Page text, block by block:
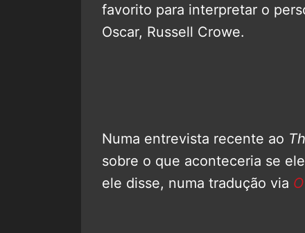
favorito para interpretar o
Oscar, Russell Crowe.
Numa entrevista recente ao
sobre o que aconteceria se
ele disse, numa tradução via